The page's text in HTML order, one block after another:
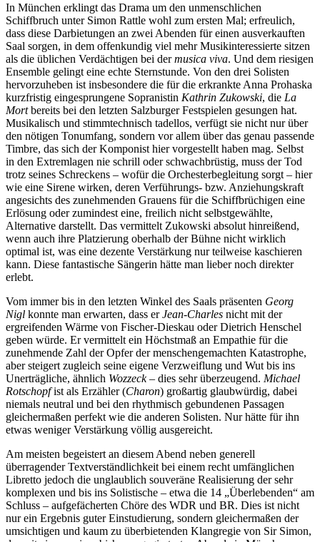
In München erklingt das Drama um den unmenschlichen
Schiffbruch unter Simon Rattle wohl zum ersten Mal; erfreulich,
dass diese Darbietungen an zwei Abenden für einen ausverkauften
Saal sorgen, in dem offenkundig viel mehr Musikinteressierte sitzen
als die üblichen Verdächtigen bei dermusica viva. Und dem riesigen
Ensemble gelingt eine echte Sternstunde. Von den drei Solisten
hervorzuheben ist insbesondere die für die erkrankte Anna Prohaska
kurzfristig eingesprungene Sopranistin Kathrin Zukowski, die La
Mortbereits bei den letzten Salzburger Festspielen gesungen hat.
Musikalisch und stimmtechnisch tadellos, verfügt sie nicht nur über
den nötigen Tonumfang, sondern vor allem über das genau passende
Timbre, das sich der Komponist hier vorgestellt haben mag. Selbst
in den Extremlagen nie schrill oder schwachbrüstig, muss der Tod
trotz seines Schreckens ‒ wofür die Orchesterbegleitung sorgt ‒ hier
wie eine Sirene wirken, deren Verführungs- bzw. Anziehungskraft
angesichts des zunehmenden Grauens für die Schiffbrüchigen eine
Erlösung oder zumindest eine, freilich nicht selbstgewählte,
Alternative darstellt. Das vermittelt Zukowski absolut hinreißend,
wenn auch ihre Platzierung oberhalb der Bühne nicht wirklich
optimal ist, was eine dezente Verstärkung nur teilweise kaschieren
kann. Diese fantastische Sängerin hätte man lieber noch direkter
erlebt.
Vom immer bis in den letzten Winkel des Saals präsenten Georg
Nigl konnte man erwarten, dass erJean-Charles nicht mit der
ergreifenden Wärme von Fischer-Dieskau oder Dietrich Henschel
geben würde. Er vermittelt ein Höchstmaß an Empathie für die
zunehmende Zahl der Opfer der menschengemachten Katastrophe,
aber steigert zugleich seine eigene Verzweiflung und Wut bis ins
Unerträgliche, ähnlich Wozzeck‒ dies sehr überzeugend. Michael
Rotschopfist als Erzähler (Charon) großartig glaubwürdig, dabei
niemals neutral und bei den rhythmisch gebundenen Passagen
gleichermaßen perfekt wie die anderen Solisten. Nur hätte für ihn
etwas weniger Verstärkung völlig ausgereicht.
Am meisten begeistert an diesem Abend neben generell
überragender Textverständlichkeit bei einem recht umfänglichen
Libretto jedoch die unglaublich souveräne Realisierung der sehr
komplexen und bis ins Solistische ‒ etwa die 14 „Überlebenden“ am
Schluss ‒ aufgefächerten Chöre des WDR und BR. Dies ist nicht
nur ein Ergebnis guter Einstudierung, sondern gleichermaßen der
umsichtigen und kaum zu überbietenden Klangregie von Sir Simon,